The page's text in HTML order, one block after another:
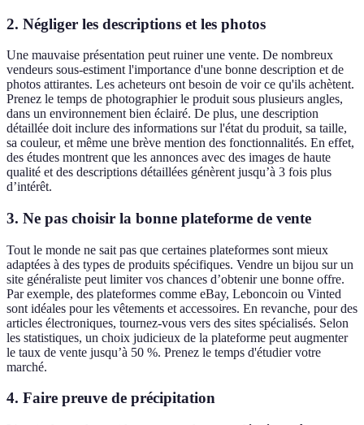
2. Négliger les descriptions et les photos
Une mauvaise présentation peut ruiner une vente. De nombreux
vendeurs sous-estiment l'importance d'une bonne description et de
photos attirantes. Les acheteurs ont besoin de voir ce qu'ils achètent.
Prenez le temps de photographier le produit sous plusieurs angles,
dans un environnement bien éclairé. De plus, une description
détaillée doit inclure des informations sur l'état du produit, sa taille,
sa couleur, et même une brève mention des fonctionnalités. En effet,
des études montrent que les annonces avec des images de haute
qualité et des descriptions détaillées génèrent jusqu’à 3 fois plus
d’intérêt.
3. Ne pas choisir la bonne plateforme de vente
Tout le monde ne sait pas que certaines plateformes sont mieux
adaptées à des types de produits spécifiques. Vendre un bijou sur un
site généraliste peut limiter vos chances d’obtenir une bonne offre.
Par exemple, des plateformes comme eBay, Leboncoin ou Vinted
sont idéales pour les vêtements et accessoires. En revanche, pour des
articles électroniques, tournez-vous vers des sites spécialisés. Selon
les statistiques, un choix judicieux de la plateforme peut augmenter
le taux de vente jusqu’à 50 %. Prenez le temps d'étudier votre
marché.
4. Faire preuve de précipitation